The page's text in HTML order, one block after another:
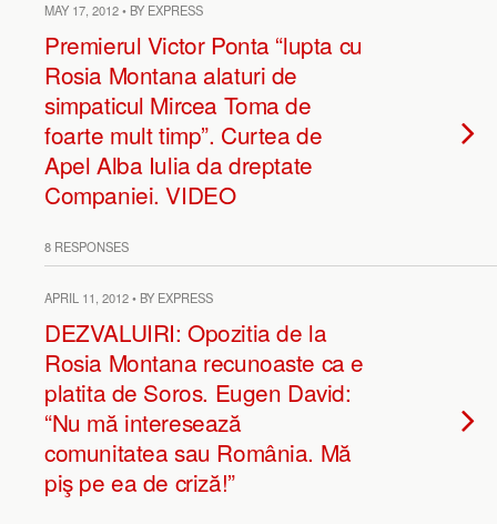
MAY 17, 2012 • BY EXPRESS
Premierul Victor Ponta “lupta cu
Rosia Montana alaturi de
simpaticul Mircea Toma de
foarte mult timp”. Curtea de
Apel Alba Iulia da dreptate
Companiei. VIDEO
8 RESPONSES
APRIL 11, 2012 • BY EXPRESS
DEZVALUIRI: Opozitia de la
Rosia Montana recunoaste ca e
platita de Soros. Eugen David:
“Nu mă interesează
comunitatea sau România. Mă
piş pe ea de criză!”